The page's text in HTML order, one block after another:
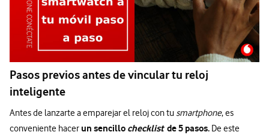
Pasos previos antes de vincular tu reloj
inteligente
Antes de lanzarte a emparejar el reloj con tu smartphone, es
conveniente hacer un sencillo checklist de 5 pasos. De este